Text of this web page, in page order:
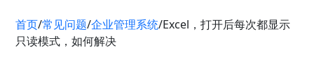
首页/常见问题/企业管理系统/Excel，打开后每次都显示
只读模式，如何解决